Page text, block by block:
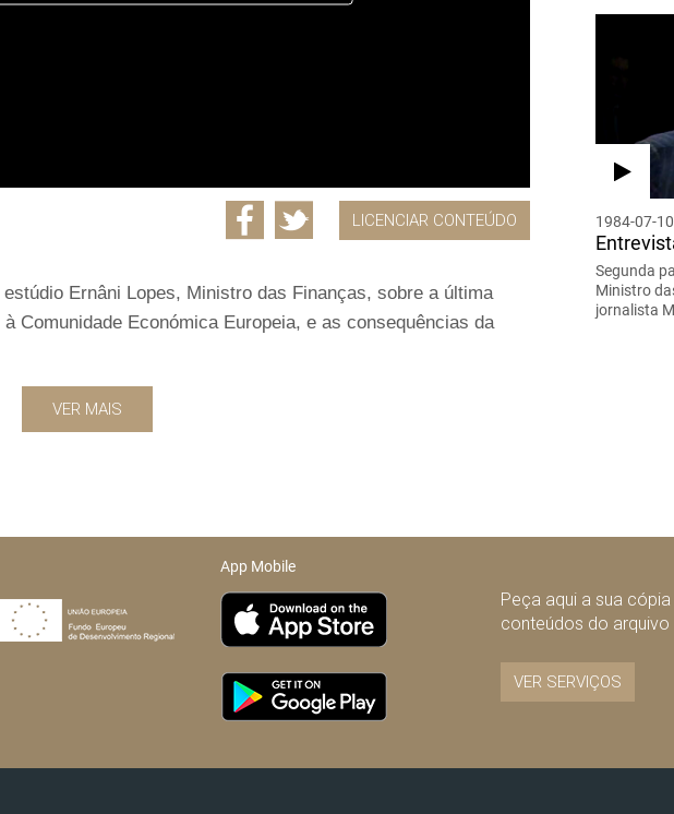
LICENCIAR CONTEÚDO
Ernâni Lopes, Ministro das Finanças, sobre a última
Comunidade Económica Europeia, e as consequências da
VER MAIS
1984-07-10
Segunda
Ministro
jornalista
App Mobile
Peça aqui a sua cópia
conteúdos do arquivo
VER SERVIÇOS